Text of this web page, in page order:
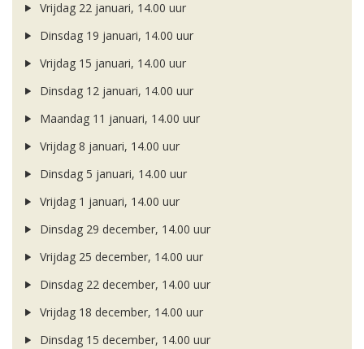
Vrijdag 22 januari, 14.00 uur
Dinsdag 19 januari, 14.00 uur
Vrijdag 15 januari, 14.00 uur
Dinsdag 12 januari, 14.00 uur
Maandag 11 januari, 14.00 uur
Vrijdag 8 januari, 14.00 uur
Dinsdag 5 januari, 14.00 uur
Vrijdag 1 januari, 14.00 uur
Dinsdag 29 december, 14.00 uur
Vrijdag 25 december, 14.00 uur
Dinsdag 22 december, 14.00 uur
Vrijdag 18 december, 14.00 uur
Dinsdag 15 december, 14.00 uur